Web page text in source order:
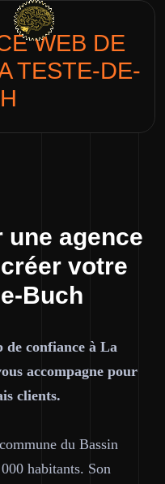
WEB DE
TESTE-DE-
agence
votre
Buch
de confiance à La
accompagne pour
clients.
du Bassin
habitants. Son